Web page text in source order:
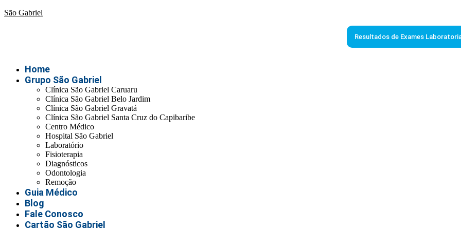
São Gabriel
Resultados de Exames
Home
Grupo São Gabriel
Clínica São Gabriel Caruaru
Clínica São Gabriel Belo Jardim
Clínica São Gabriel Gravatá
Clínica São Gabriel Santa Cruz do Capibaribe
Centro Médico
Hospital São Gabriel
Laboratório
Fisioterapia
Diagnósticos
Odontologia
Remoção
Guia Médico
Blog
Fale Conosco
Cartão São Gabriel